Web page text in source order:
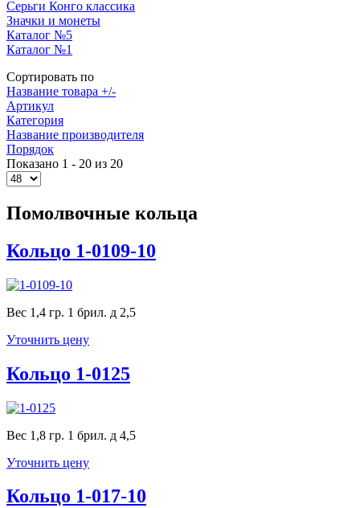
Серьги Конго классика
Значки и монеты
Каталог №5
Каталог №1
Сортировать по
Название товара +/-
Артикул
Категория
Название производителя
Порядок
Показано 1 - 20 из 20
Помолвочные кольца
Кольцо 1-0109-10
Вес 1,4 гр. 1 брил. д 2,5
Уточнить цену
Кольцо 1-0125
Вес 1,8 гр. 1 брил. д 4,5
Уточнить цену
Кольцо 1-017-10